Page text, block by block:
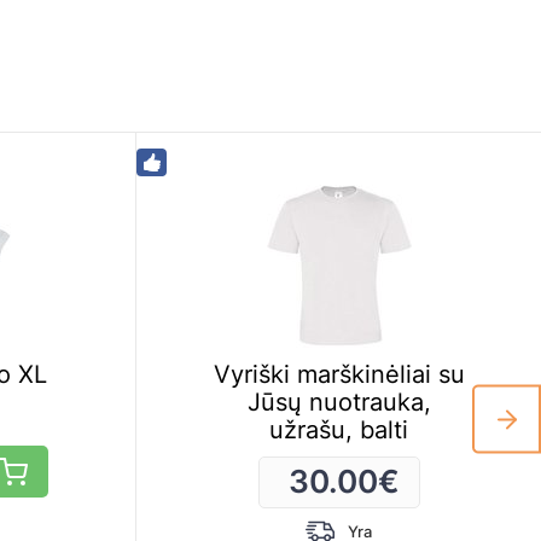
XL
Vyriški marškinėliai su
Jūsų nuotrauka,
užrašu, balti
30.00€
Yra